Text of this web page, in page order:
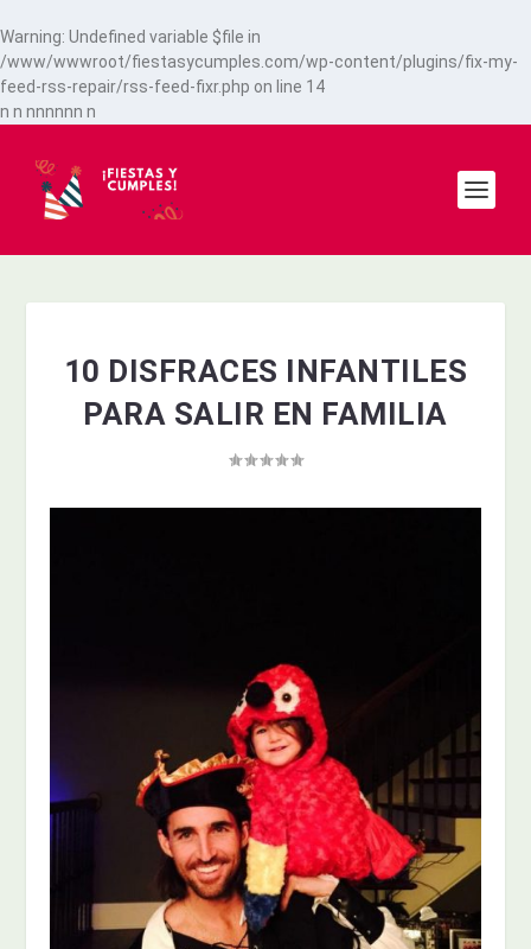
Warning: Undefined variable $file in
/www/wwwroot/fiestasycumples.com/wp-content/plugins/fix-my-
feed-rss-repair/rss-feed-fixr.php on line 14
n n nnnnnn n
10 DISFRACES INFANTILES
PARA SALIR EN FAMILIA